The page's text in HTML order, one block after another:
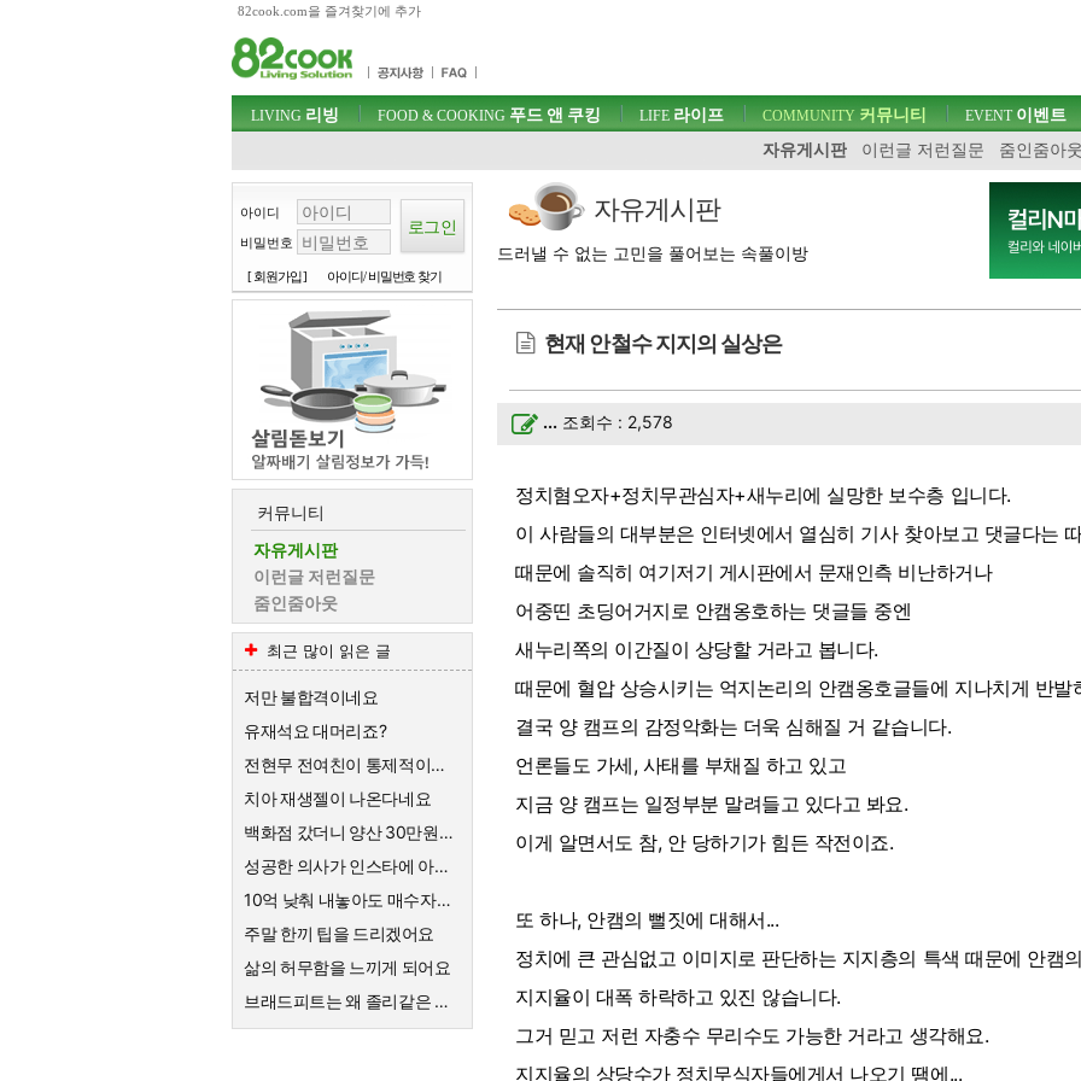
82cook.com을 즐겨찾기에 추가
주메뉴 바로가기
컨텐츠 바로가기
검색 바로가기
로그인 바로가기
주메뉴
LIVING 리빙 FOOD & COOKING 푸드 앤 쿠킹 LIFE 라이프 COMMUNITY 커뮤니티
자유게시판
이런글 저런질문 줌인줌아웃
EVENT이벤트
아이디
비밀번호
[ 회원가입 ] 아이디/ 비밀번호 찾기
커뮤니티
자유게시판
이런글 저런질문
줌인줌아웃
최근 많이 읽은 글
저만 불합격이네요
유재석요 대머리죠?
전현무 전여친이 통제적이었다는데
치아 재생젤이 나온다네요
백화점 갔더니 양산 30만원하네요
성공한 의사가 인스타에 아내 인증을 했는데 ㄷㄷ
10억 낮춰 내놓아도 매수자가 없는 것 보면
주말 한끼 팁을 드리겠어요
삶의 허무함을 느끼게 되어요
브래드피트는 왜 졸리같은 여자랑 결혼하게된건가요
자유게시판
드러낼 수 없는 고민을 풀어보는 속풀이방
현재 안철수 지지의 실상은
... 조회수 : 2,578
정치혐오자+정치무관심자+새누리에 실망한 보수층 입니다.
이 사람들의 대부분은 인터넷에서 열심히 기사 찾아보고 댓글다는
때문에 솔직히 여기저기 게시판에서 문재인측 비난하거나
어중띤 초딩어거지로 안캠옹호하는 댓글들 중엔
새누리쪽의 이간질이 상당할 거라고 봅니다.
때문에 혈압 상승시키는 억지논리의 안캠옹호글들에 지나치게 반발
결국 양 캠프의 감정악화는 더욱 심해질 거 같습니다.
언론들도 가세, 사태를 부채질 하고 있고
지금 양 캠프는 일정부분 말려들고 있다고 봐요.
이게 알면서도 참, 안 당하기가 힘든 작전이죠.
또 하나, 안캠의 뻘짓에 대해서...
정치에 큰 관심없고 이미지로 판단하는 지지층의 특색 때문에 안캠
지지율이 대폭 하락하고 있진 않습니다.
그거 믿고 저런 자충수 무리수도 가능한 거라고 생각해요.
지지율의 상당수가 정치무식자들에게서 나오기 땜에...